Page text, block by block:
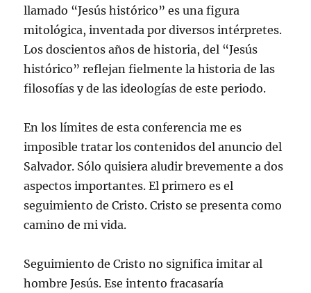
llamado “Jesús histórico” es una figura
mitológica, inventada por diversos intérpretes.
Los doscientos años de historia, del “Jesús
histórico” reflejan fielmente la historia de las
filosofías y de las ideologías de este periodo.
En los límites de esta conferencia me es
imposible tratar los contenidos del anuncio del
Salvador. Sólo quisiera aludir brevemente a dos
aspectos importantes. El primero es el
seguimiento de Cristo. Cristo se presenta como
camino de mi vida.
Seguimiento de Cristo no significa imitar al
hombre Jesús. Ese intento fracasaría